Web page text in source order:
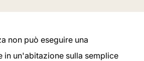
non può eseguire una
in un'abitazione sulla semplice